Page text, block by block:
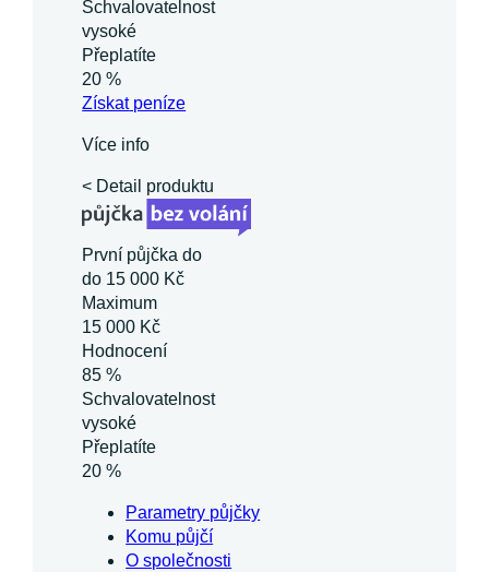
Schvalovatelnost
vysoké
Přeplatíte
20 %
Získatpeníze
Více info
< Detail produktu
První půjčka do
do 15 000 Kč
Maximum
15 000 Kč
Hodnocení
85 %
Schvalovatelnost
vysoké
Přeplatíte
20 %
Parametry půjčky
Komu půjčí
O společnosti